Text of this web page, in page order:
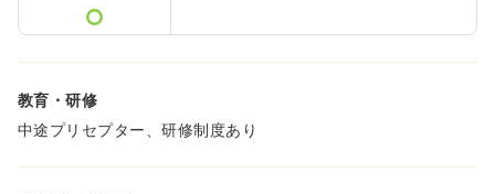
教育・研修
中途プリセプター、研修制度あり